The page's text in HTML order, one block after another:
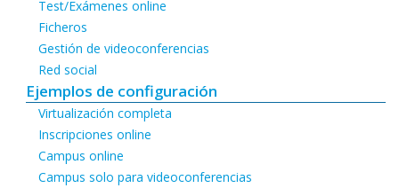
Test/Exámenes online
Ficheros
Gestión de videoconferencias
Red social
Ejemplos de configuración
Virtualización completa
Inscripciones online
Campus online
Campus solo para videoconferencias